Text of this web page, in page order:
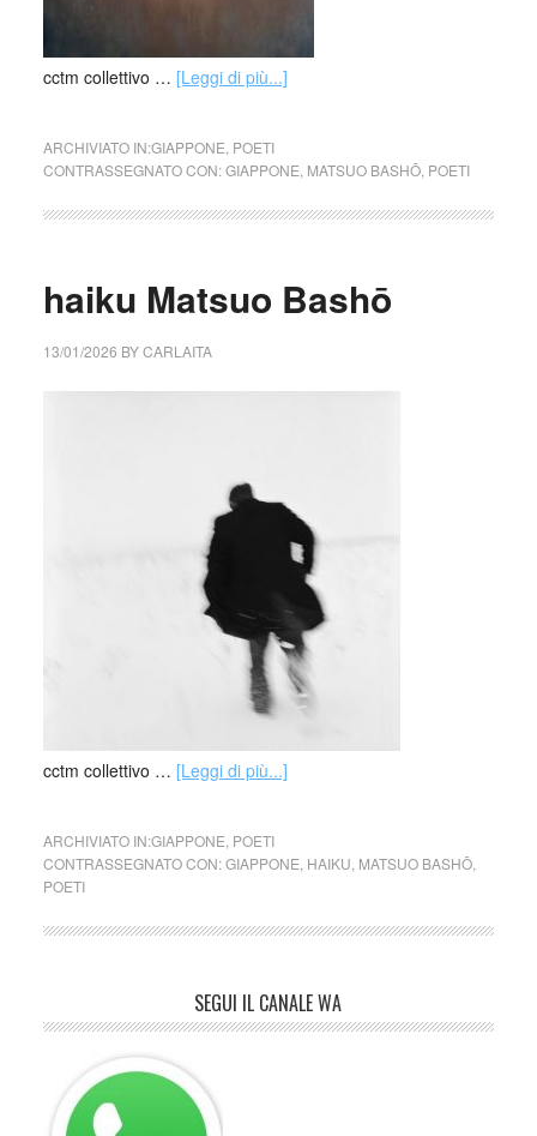
cctm collettivo … [Leggi di più...]
ARCHIVIATO IN:GIAPPONE POETI
CONTRASSEGNATO CON:GIAPPONE MATSUO BASHŌ, POETI
haiku Matsuo Bashō
13/01/2026 BYCARLAITA
cctm collettivo … [Leggi di più...]
ARCHIVIATO IN:GIAPPONE POETI
CONTRASSEGNATO CON:GIAPPONE HAIKU MATSUO BASHŌ,
POETI
SEGUI IL CANALE WA